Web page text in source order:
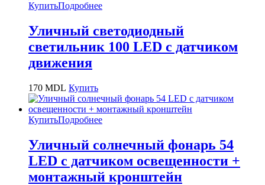
КупитьПодробнее
Уличный светодиодный
светильник 100 LED с датчиком
движения
170 MDL Купить
КупитьПодробнее
Уличный солнечный фонарь 54
LED с датчиком освещенности +
монтажный кронштейн